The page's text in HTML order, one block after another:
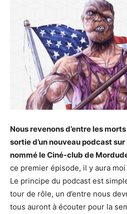
Nous revenons d’entre les
sortie d’un nouveau podcast
nommé le Ciné-club de
ce premier épisode, il y aura
Le principe du podcast est
tour de rôle, un d’entre nous
tous auront à écouter pour la